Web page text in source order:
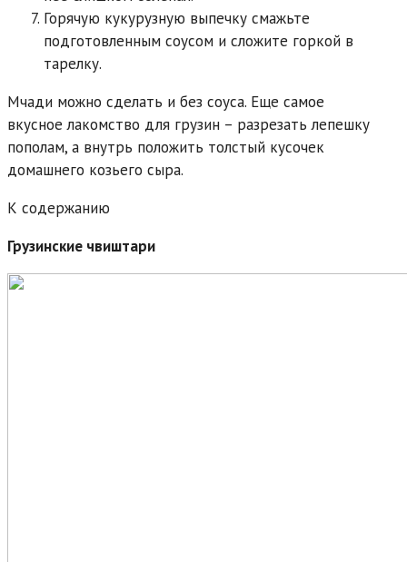
Горячую кукурузную выпечку смажьте
подготовленным соусом и сложите горкой в
тарелку.
Мчади можно сделать и без соуса. Еще самое
вкусное лакомство для грузин – разрезать лепешку
пополам, а внутрь положить толстый кусочек
домашнего козьего сыра.
К содержанию
Грузинские чвиштари